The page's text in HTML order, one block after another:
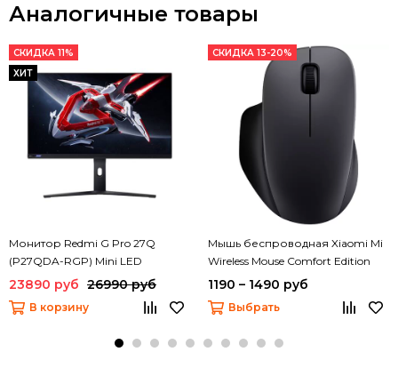
Аналогичные товары
СКИДКА 11%
ХИТ
Монитор Redmi G Pro 27Q
(P27QDA-RGP) Mini LED
23890 руб 26990 руб
В корзину
СКИДКА 13-20%
Мышь беспроводная Xiaomi Mi
Wireless Mouse Comfort Edition
(XMWXSB04YM)
1190 – 1490 руб
Выбрать